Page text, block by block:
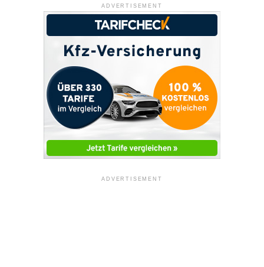
ADVERTISEMENT
ADVERTISEMENT